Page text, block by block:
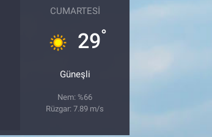
CUMARTESI
29°
Güneşli
Nem: %66
Rüzgar: 7.89 m/s